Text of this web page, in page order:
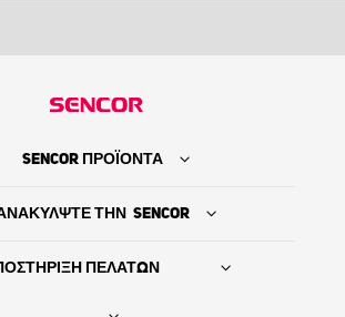
SENCOR ΠΡΟΪΟΝΤΑ
ΤΗΝ SENCOR
ΠΕΛΑΤΩΝ